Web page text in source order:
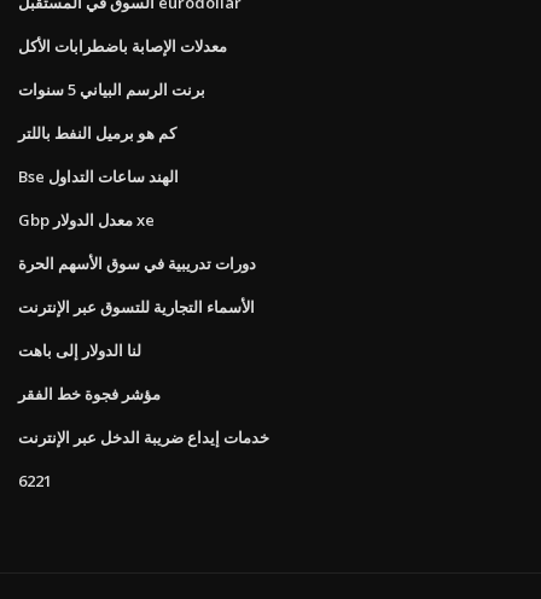
معدلات الإصابة باضطرابات الأكل
برنت الرسم البياني 5 سنوات
كم هو برميل النفط باللتر
Bse الهند ساعات التداول
Gbp معدل الدولار xe
دورات تدريبية في سوق الأسهم الحرة
الأسماء التجارية للتسوق عبر الإنترنت
لنا الدولار إلى باهت
مؤشر فجوة خط الفقر
خدمات إيداع ضريبة الدخل عبر الإنترنت
6221